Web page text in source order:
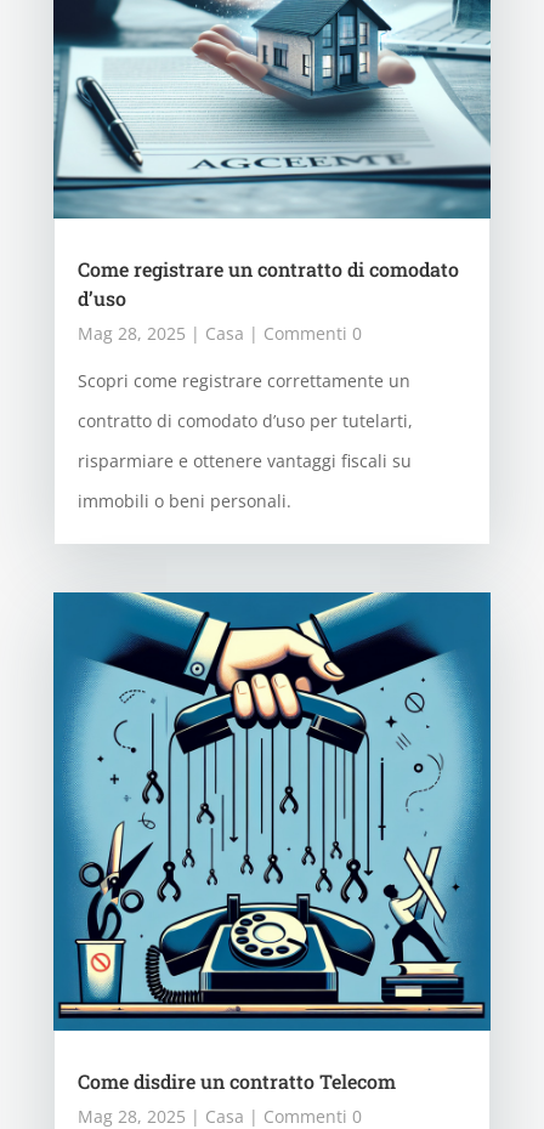
Come registrare un contratto di comodato
d’uso
Mag 28, 2025 | Casa | Commenti 0
Scopri come registrare correttamente un
contratto di comodato d’uso per tutelarti,
risparmiare e ottenere vantaggi fiscali su
immobili o beni personali.
Come disdire un contratto Telecom
Mag 28, 2025 | Casa | Commenti 0